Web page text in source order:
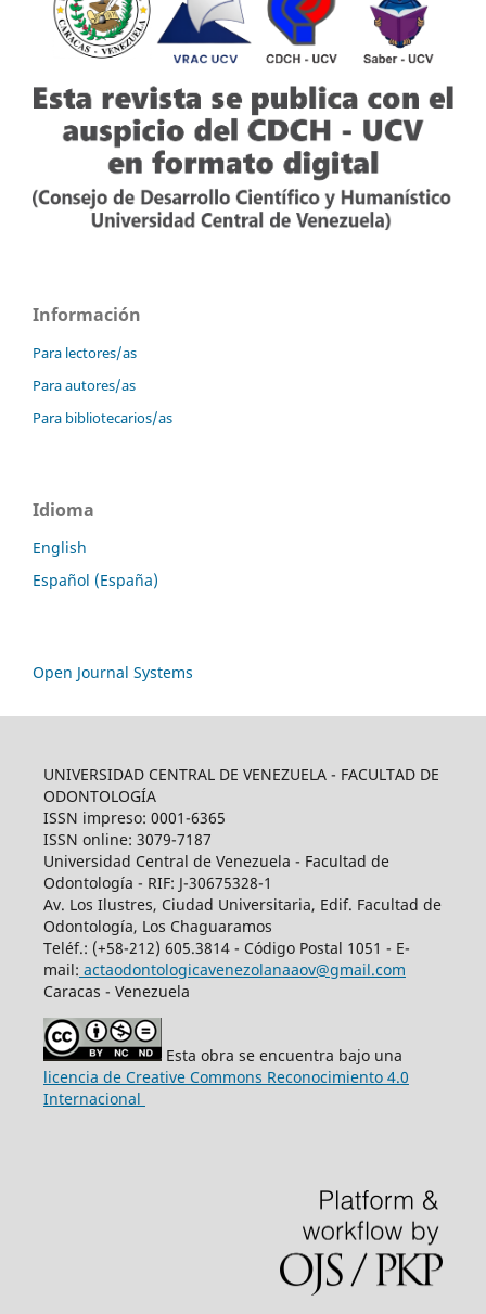
Información
Para lectores/as
Para autores/as
Para bibliotecarios/as
Idioma
English
Español (España)
Open Journal Systems
UNIVERSIDAD CENTRAL DE VENEZUELA - FACULTAD DE
ODONTOLOGÍA
ISSN impreso: 0001-6365
ISSN online: 3079-7187
Universidad Central de Venezuela - Facultad de
Odontología - RIF: J-30675328-1
Av. Los Ilustres, Ciudad Universitaria, Edif. Facultad de
Odontología, Los Chaguaramos
Teléf.: (+58-212) 605.3814 - Código Postal 1051 - E-
mail: actaodontologicavenezolanaaov@gmail.com
Caracas - Venezuela
Esta obra se encuentra bajo una
licencia de Creative Commons Reconocimiento 4.0
Internacional